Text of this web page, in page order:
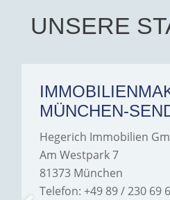
UNSERE
MÜNCHEN-
Hegerich Immobilien
Am Westpark 7
81373 München
Telefon: +49 89 / 230 69